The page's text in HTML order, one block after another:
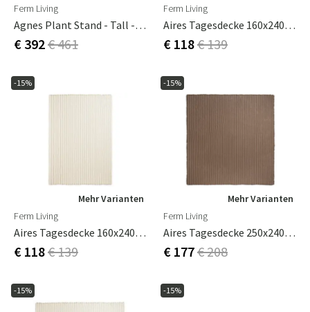
Ferm Living
Agnes Plant Stand - Tall - Natural
€ 392€ 461
Ferm Living
Aires Tagesdecke 160x240 Cm Stone
€ 118€ 139
-15%
Mehr Varianten
Ferm Living
Aires Tagesdecke 160x240 Cm Undyed
€ 118€ 139
-15%
Mehr Varianten
Ferm Living
Aires Tagesdecke 250x240 Cm Stone
€ 177€ 208
-15% -15%